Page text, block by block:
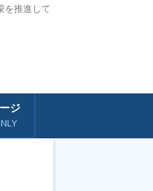
を推進して
ジ